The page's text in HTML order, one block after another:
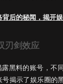
刃剑效应
露黑料的账号，不
揭示了娱乐圈的